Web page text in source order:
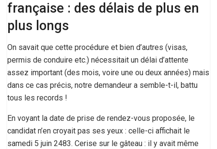
française : des délais de plus en
plus longs
On savait que cette procédure et bien d’autres (visas,
permis de conduire etc.) nécessitait un délai d’attente
assez important (des mois, voire une ou deux années) mais
dans ce cas précis, notre demandeur a semble-t-il, battu
tous les records !
En voyant la date de prise de rendez-vous proposée, le
candidat n’en croyait pas ses yeux : celle-ci affichait le
samedi 5 juin 2483. Cerise sur le gâteau : il y avait même